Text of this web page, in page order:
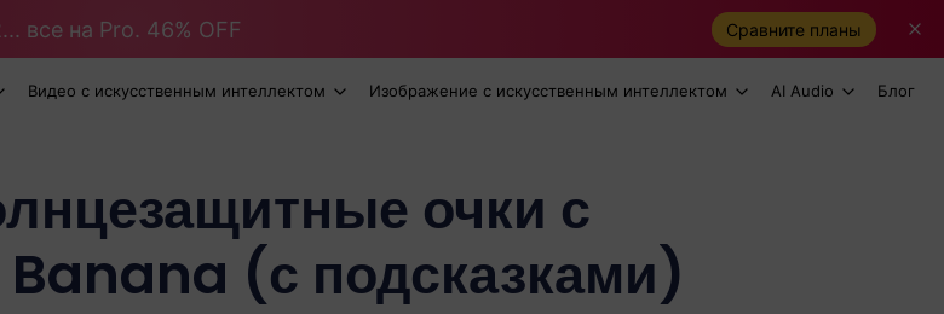
все на Pro. 46% OFF Сравните планы
Видео с искусственным интеллектом Изображение с искусственным интеллектом AI Audio Блог
очки с
(с подсказками)